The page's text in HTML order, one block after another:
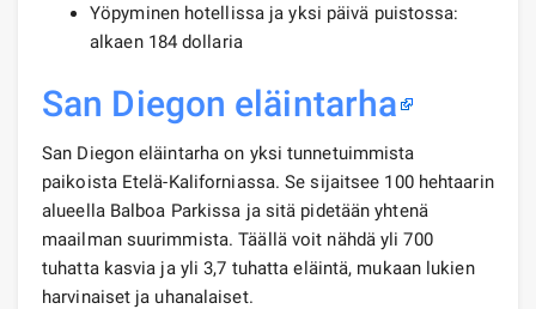
Yöpyminen hotellissa ja yksi päivä puistossa:
alkaen 184 dollaria
San Diegon eläintarha
San Diegon eläintarha on yksi tunnetuimmista
paikoista Etelä-Kaliforniassa. Se sijaitsee 100 hehtaarin
alueella Balboa Parkissa ja sitä pidetään yhtenä
maailman suurimmista. Täällä voit nähdä yli 700
tuhatta kasvia ja yli 3,7 tuhatta eläintä, mukaan lukien
harvinaiset ja uhanalaiset.